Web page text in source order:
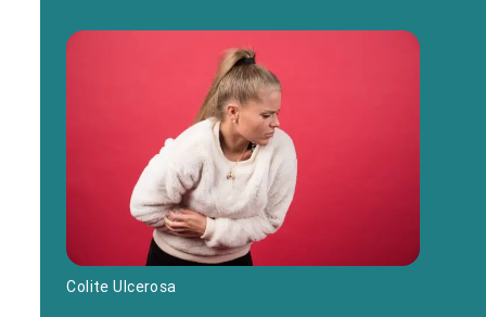
Colite Ulcerosa